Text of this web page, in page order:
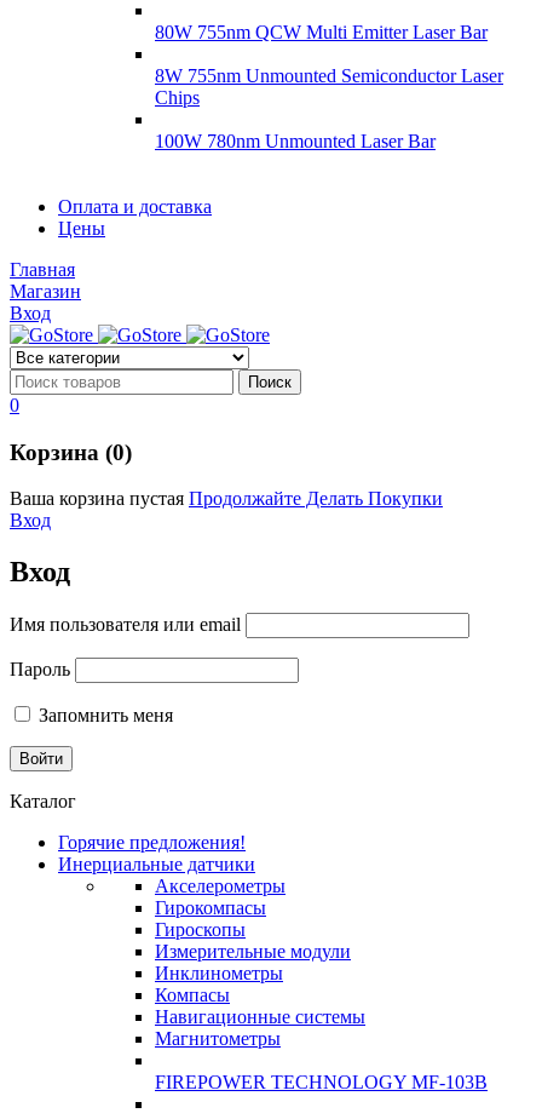
80W 755nm QCW Multi Emitter Laser Bar
8W 755nm Unmounted Semiconductor Laser
Chips
100W 780nm Unmounted Laser Bar
Диоды
Оплата и доставка
Цены
Главная
Магазин
Вход
0
Корзина (0)
Ваша корзина пустая Продолжайте Делать Покупки
Вход
Вход
Имя пользователя или email
Пароль
Запомнить меня
Каталог
Горячие предложения!
Инерциальные датчики
Акселерометры
Гирокомпасы
Гироскопы
Измерительные модули
Инклинометры
Компасы
Навигационные системы
Магнитометры
FIREPOWER TECHNOLOGY MF-103B